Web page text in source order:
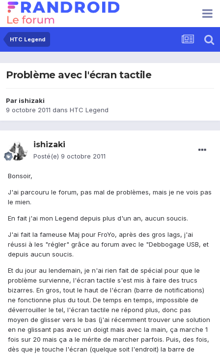
HTC Legend
Problème avec l'écran tactile
Par ishizaki
9 octobre 2011 dans HTC Legend
ishizaki
Posté(e) 9 octobre 2011
Bonsoir,
J'ai parcouru le forum, pas mal de problèmes, mais je ne vois pas
le mien.
En fait j'ai mon Legend depuis plus d'un an, aucun soucis.
J'ai fait la fameuse Maj pour FroYo, après des gros lags, j'ai
réussi à les "régler" grâce au forum avec le "Debbogage USB, et
depuis aucun soucis.
Et du jour au lendemain, je n'ai rien fait de spécial pour que le
problème survienne, l'écran tactile s'est mis à faire des trucs
bizarres. En gros, tout le haut de l'écran (barre de notifications)
ne fonctionne plus du tout. De temps en temps, impossible de
déverrouiller le tel, l'écran tactile ne répond plus, donc pas
moyen de glisser vers le bas (j'ai récemment trouver une solution
en ne glissant pas avec un doigt mais avec la main, ça marche 1
fois sur 20 mais ça a le mérite de marcher parfois. Puis, des fois,
dès que je touche l'écran (quelque soit l'endroit) la barre de